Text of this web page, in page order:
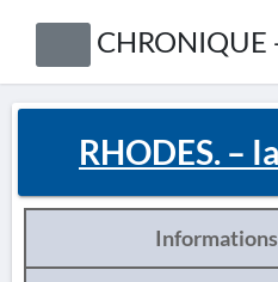
CHRONIQUE
RHODES. –